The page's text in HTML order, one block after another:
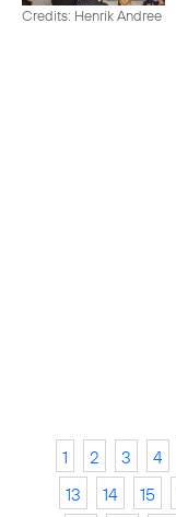
Credits: Henrik Andree
1 2 3 4
13
14 15